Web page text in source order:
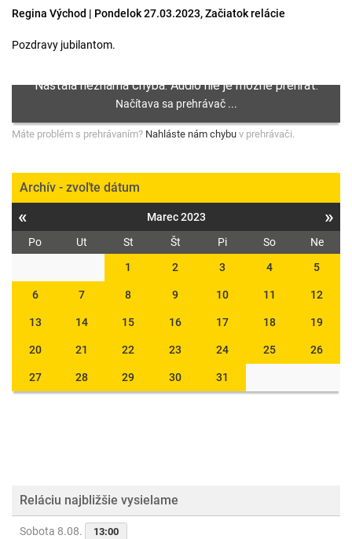
Regina Východ | Pondelok 27.03.2023, Začiatok relácie
Pozdravy jubilantom.
Máte problém s prehrávaním? Nahláste nám chybu v prehrávači.
Archív - zvoľte dátum
« Marec 2023 »
Po Ut St Št Pi So
Ne
1
2 3 4 5
6 7 8 9 10 11 12
13 14 15 16 17 18 19
20 21 22 23 24 25 26
27 28 29 30 31
Reláciu najbližšie vysielame
Sobota 8.08. 13:00